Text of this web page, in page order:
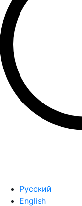
Русский
English